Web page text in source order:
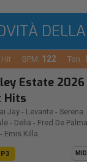
BPM: 122 Ton.:
Estate 2026
Hits
Jay - Levante - Serena
- Delia - Fred De Palma
- Emis Killa
MIDI